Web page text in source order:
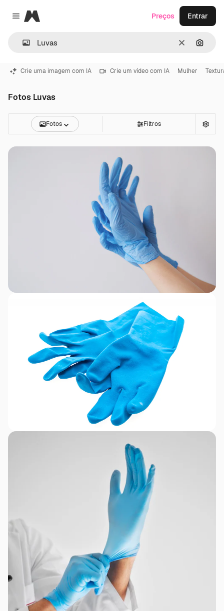
Close menu
Magnific
Limpar
Preços Entrar
Crie uma imagem com IA Crie um vídeo com IA Mulher
Fotos Luvas
Fotos Filtros